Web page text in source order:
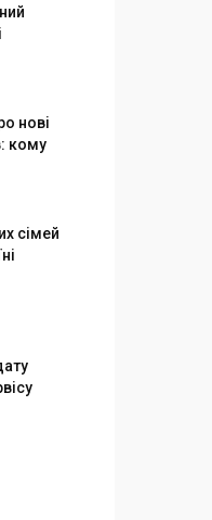
нові
кому
сімей